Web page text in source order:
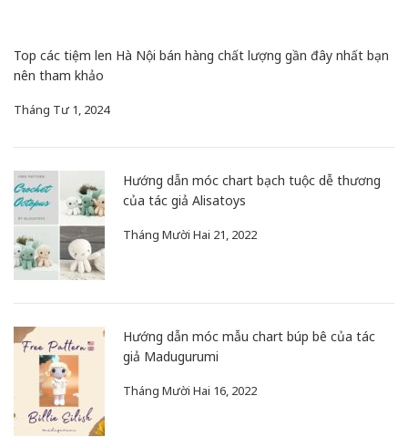
Top các tiệm len Hà Nội bán hàng chất lượng gần đây nhất bạn
nên tham khảo
Tháng Tư 1, 2024
Hướng dẫn móc chart bạch tuộc dễ thương
của tác giả Alisatoys
Tháng Mười Hai 21, 2022
Hướng dẫn móc mẫu chart búp bê của tác
giả Madugurumi
Tháng Mười Hai 16, 2022